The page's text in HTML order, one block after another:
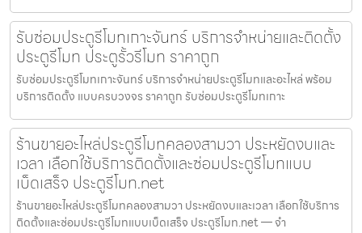
รับซ่อมประตูรีโมทเกาะจันทร์ บริการจำหน่ายและติดตั้ง
ประตูรีโมท ประตูรั้วรีโมท ราคาถูก
รับซ่อมประตูรีโมทเกาะจันทร์ บริการจำหน่ายประตูรีโมทและอะไหล่ พร้อม
บริการติดตั้ง แบบครบวงจร ราคาถูก รับซ่อมประตูรีโมทเกาะ
ร้านขายอะไหล่ประตูรีโมทคลองสามวา ประหยัดงบและ
เวลา เลือกใช้บริการติดตั้งและซ่อมประตูรีโมทแบบ
เบ็ดเสร็จ ประตูรีโมท.net
ร้านขายอะไหล่ประตูรีโมทคลองสามวา ประหยัดงบและเวลา เลือกใช้บริการ
ติดตั้งและซ่อมประตูรีโมทแบบเบ็ดเสร็จ ประตูรีโมท.net — จำ